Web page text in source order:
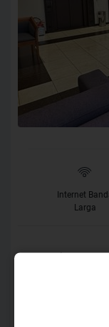
Internet
Larga
O Hotel
média-alta,
Próximo ao